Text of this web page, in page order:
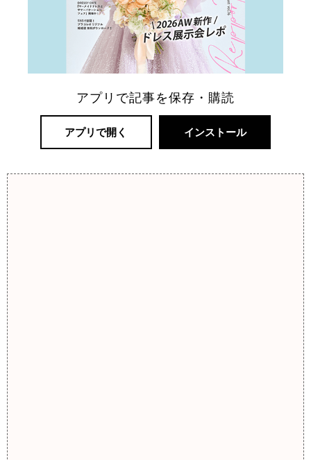
アプリで記事を保存・購読
アプリで開く インストール